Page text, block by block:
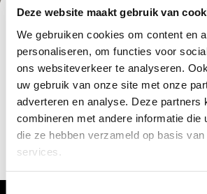
Deze website maakt gebruik van
We gebruiken cookies om content en
personaliseren, om functies voor
ons websiteverkeer te analyseren.
uw gebruik van onze site met onze
adverteren en analyse. Deze partners
combineren met andere informatie die
die ze hebben verzameld op basis
services.
Er is iets moois in het vooruitzicht! Onze
gebouwd en zal binnenkort